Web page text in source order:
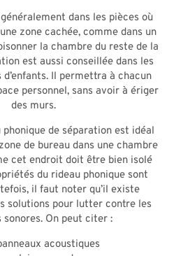
dans les pièces où
zone cachée, comme dans un
la chambre du reste de la
est aussi conseillée dans les
Il permettra à chacun
personnel, sans avoir à ériger
des murs.
phonique de séparation est idéal
de bureau dans une chambre
cet endroit doit être bien isolé
du rideau phonique sont
il faut noter qu’il existe
solutions pour lutter contre les
sonores. On peut citer :
acoustiques